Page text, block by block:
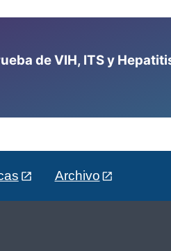
de VIH, ITS y
Archivo